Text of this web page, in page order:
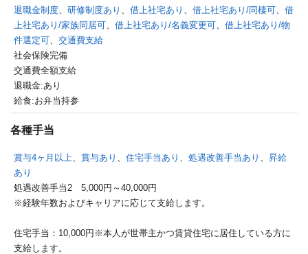
退職金制度 研修制度あり 借上社宅あり 借上社宅あり/同棲可
借
上社宅あり/家族同居可
借上社宅あり/名義変更可
借上社宅あり/物
件選定可
交通費支給
社会保険完備
交通費全額支給
退職金:あり
給食:お弁当持参
各種手当
賞与4ヶ月以上 賞与あり 住宅手当あり 処遇改善手当あり
昇給
あり
処遇改善手当2 5,000円～40,000円
※経験年数およびキャリアに応じて支給します。
住宅手当：10,000円※本人が世帯主かつ賃貸住宅に居住している方に
支給します。